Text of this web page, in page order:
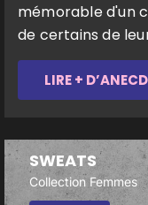
mémorable d'un
de certains de
LIRE +
SWEATS
Collection Femmes